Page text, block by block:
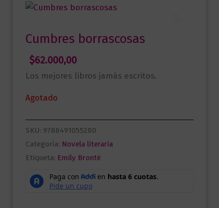
Cumbres borrascosas
$62.000,00
Los mejores libros jamás escritos.
Agotado
SKU: 9788491055280
Categoría: Novela literaria
Etiqueta: Emily Brontë